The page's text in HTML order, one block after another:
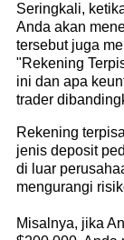
Seringkali,
Anda akan
tersebut juga
"Rekening
ini dan apa
trader
Rekening
jenis deposit
di luar
mengurangi
Misalnya, jika